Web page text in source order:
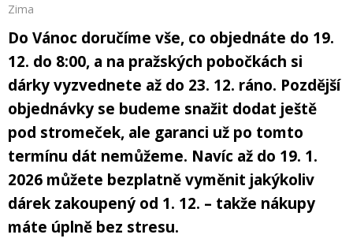
Horská kola
Elektrokola
Silniční kola
Odrážedla
Paddleboard
Příslušenství
Vesty
Kajaky a kanoe
Venkovní aktivity
Autostany
Slackline
Dřevěné hry
Letní oblečení
Trička
Mikiny a bundy
Letní doplňky
Zima
Lyžování
Výprodej
Kajaky
Kola
Cyklosedačky
In-line brusle
Autostany
Střešní boxy
Lyže
Snowboardy
Běžky
Skialpy
Výkup
Kola
Zimního vybavení
Blog
Prodejny a kontakt
Přepnout na zimní sezónu
Paddleboardy Kajaky
Kola
Cyklosedačky
In-line brusle
Autostany
Kola Lyže
Snowboardy
Běžky
Skialpy
Kola Zimního vybavení
Akce platí do vyprodání zásob.
Zjistit více
Akce Letní akce: 30 % sleva na půjčení kol
Vyrazte na kolo se slevou 30 %!Využijte naši letní akci na
krátkodobé i dlouhodobé půjčení kol
léto– rezervujte si své kolo ještě dnes a vydejte se objevovat
nové trasy. Při rezervaci zadejte slevový kódPRAZDNINY30
Zjistit více
Zima
Do Vánoc doručíme vše, co objednáte do 19.
12. do 8:00, a na pražských pobočkách si
dárky vyzvednete až do 23. 12. ráno. Pozdější
objednávky se budeme snažit dodat ještě
pod stromeček, ale garanci už po tomto
termínu dát nemůžeme. Navíc až do 19. 1.
2026 můžete bezplatně vyměnit jakýkoliv
dárek zakoupený od 1. 12. – takže nákupy
máte úplně bez stresu.